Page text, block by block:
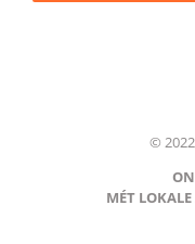
©
MÉT